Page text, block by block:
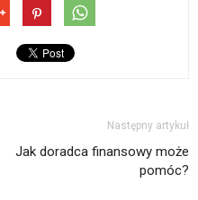
Następny artykuł
Jak doradca finansowy może
pomóc?